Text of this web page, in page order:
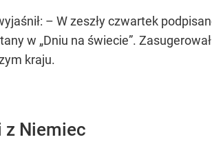
– W zeszły czwartek
w „Dniu na świecie”.
kraju.
z Niemiec